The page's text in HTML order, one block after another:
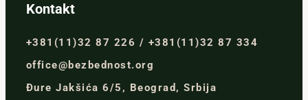
Kontakt
+381(11)32 87 226 / +381(11)32 87 334
office@bezbednost.org
Đure Jakšića 6/5, Beograd, Srbija